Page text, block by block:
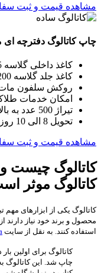
مشاهده قیمت و ثبت
چاپ کاتالوگ دفترچه ای
کاغذ داخلی گلاسه 135 گرم تا 200 گرم
کاغذ جلد گلاسه 200 گرم تا 300 گرم
روکش سلفون مات
امکان خدمات
تیراژ 500 عدد به بالا
تحویل 8 الی 10 روز کاری
مشاهده قیمت و ثبت
کاتالوگ چیست
کاتالوگ موثر
کاتالوگ یکی از ابزارهای
محصول و برند خود نیاز دارند از
استفاده کنند. به نقل از سایت
چاپ شد. این